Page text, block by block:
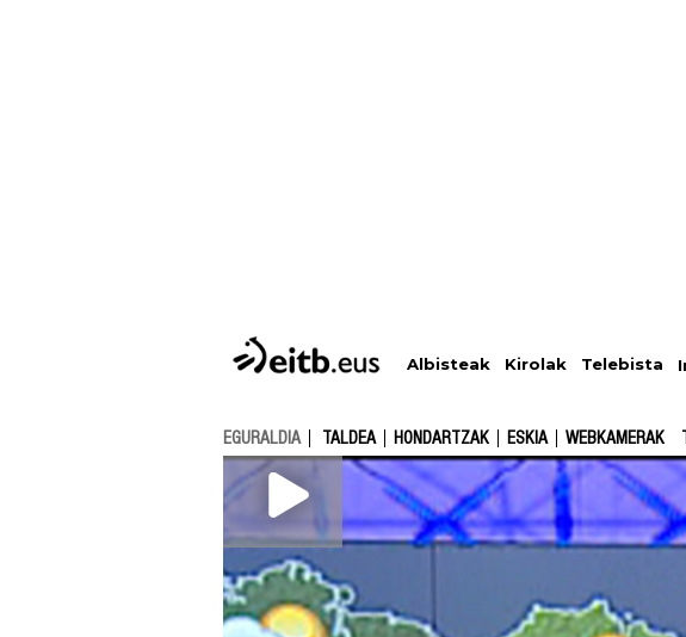
Albisteak Kirolak Telebista
EGURALDIA TALDEA HONDARTZAK ESKIA WEBKAMERAK